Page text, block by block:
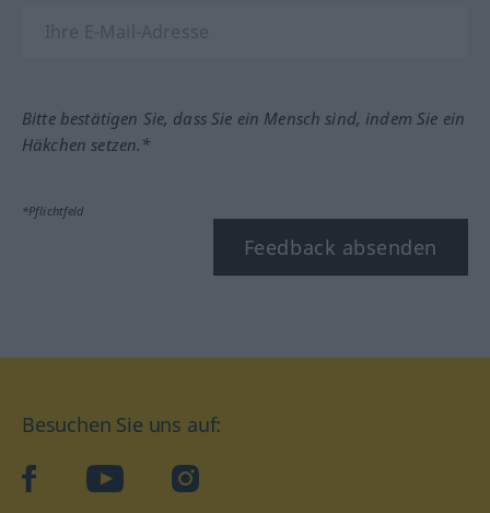
Bitte bestätigen Sie, dass Sie ein Mensch sind, indem Sie ein
Häkchen setzen.*
*Pflichtfeld
Feedback absenden
Besuchen Sie uns auf:
facebookYouTube Instagram